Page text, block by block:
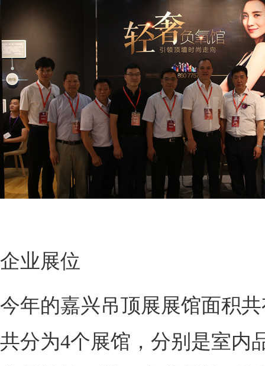
企业展位
今年的嘉兴吊顶展展馆面积
共分为4个展馆，分别是室内